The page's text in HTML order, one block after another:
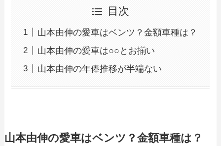
目次
山本由伸の愛車はベンツ？金額車種は？
山本由伸の愛車は○○とお揃い
山本由伸の年俸推移が半端ない
山本由伸の愛車はベンツ？金額車種は？